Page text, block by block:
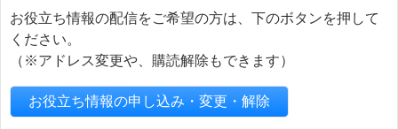
お役立ち情報の配信をご希望の方は、下のボタンを押して
ください。
（※アドレス変更や、購読解除もできます）
お役立ち情報の申し込み・変更・解除